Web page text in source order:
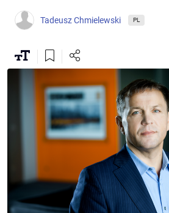
Tadeusz Chmielewski PL